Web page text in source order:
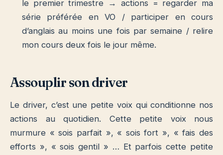
le premier trimestre → actions = regarder ma
série préférée en VO / participer en cours
d’anglais au moins une fois par semaine / relire
mon cours deux fois le jour même.
Assouplir son driver
Le driver, c’est une petite voix qui conditionne nos
actions au quotidien. Cette petite voix nous
murmure « sois parfait », « sois fort », « fais des
efforts », « sois gentil » … Et parfois cette petite